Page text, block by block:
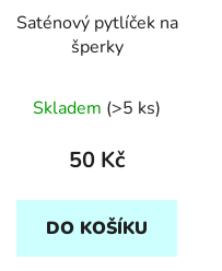
Saténový pytlíček na
šperky
Skladem (>5 ks)
50 Kč
DO KOŠÍKU